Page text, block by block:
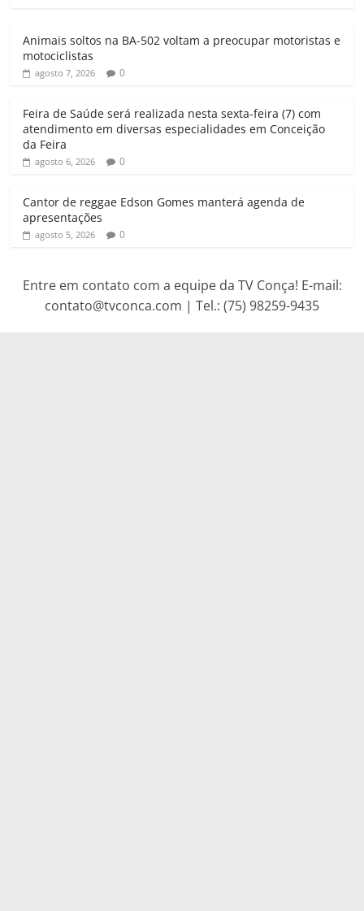
p
k
m
Animais soltos na BA-502 voltam a preocupar motoristas e
motociclistas
agosto 7, 2026 0
Feira de Saúde será realizada nesta sexta-feira (7) com
atendimento em diversas especialidades em Conceição
da Feira
agosto 6, 2026 0
Cantor de reggae Edson Gomes manterá agenda de
apresentações
agosto 5, 2026 0
Entre em contato com a equipe da TV Conça! E-mail:
contato@tvconca.com | Tel.: (75) 98259-9435